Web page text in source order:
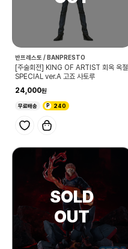
반프레스토 / BANPRESTO
[주술회전] KING OF ARTIST 회옥 옥절
SPECIAL ver.A 고죠 사토루
24,000
무료배송 240